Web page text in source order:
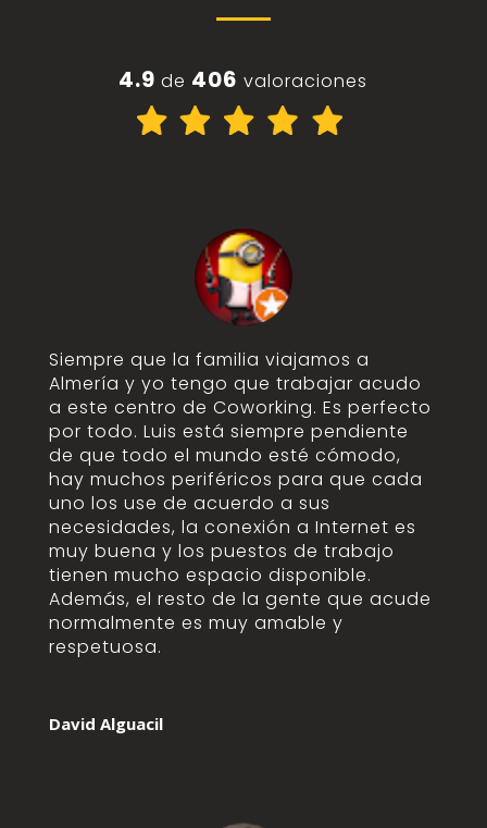
4.9 de 406valoraciones
Siempre que la familia viajamos a
Almería y yo tengo que trabajar acudo
a este centro de Coworking. Es perfecto
por todo. Luis está siempre pendiente
de que todo el mundo esté cómodo,
hay muchos periféricos para que cada
uno los use de acuerdo a sus
necesidades, la conexión a Internet es
muy buena y los puestos de trabajo
tienen mucho espacio disponible.
Además, el resto de la gente que acude
normalmente es muy amable y
respetuosa.
David Alguacil